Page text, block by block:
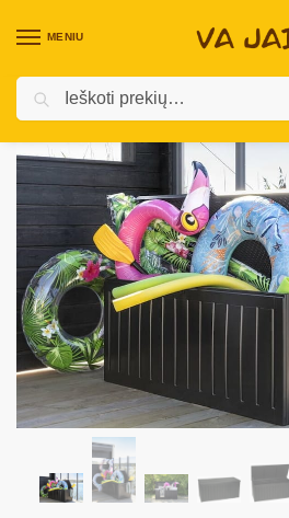
MENIU
Pradžia / Terasiniai baldai